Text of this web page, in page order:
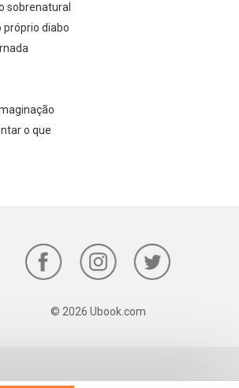
sobrenatural
próprio diabo
o que
© 2026 Ubook.com